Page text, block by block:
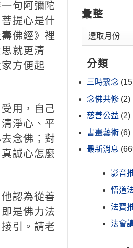
句阿彌陀
提心是什
佛經》裡
就更清
方便起
用，自己
淨心、平
念佛；對
誠心怎麼
認為從善
是佛力法
引。請老
彙整
分類
三時繫念
念佛共修 (2)
慈善公益 (2)
書畫藝術 (6)
最新消息
影音
悟道
法寶
法會